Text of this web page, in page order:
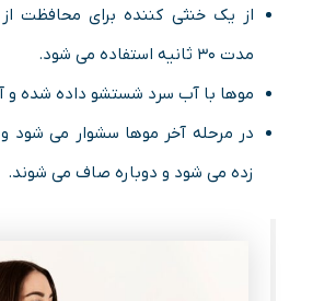
از یک خنثی کننده برای محافظت
مدت ۳۰ ثانیه استفاده می شود.
موها با آب سرد شستشو داده شده و
در مرحله آخر موها سشوار می شود
زده می شود و دوباره صاف می شوند.